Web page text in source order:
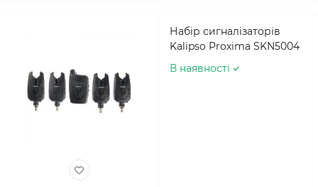
Набір сигналізаторів
Kalipso Proxima SKN5004
В наявності